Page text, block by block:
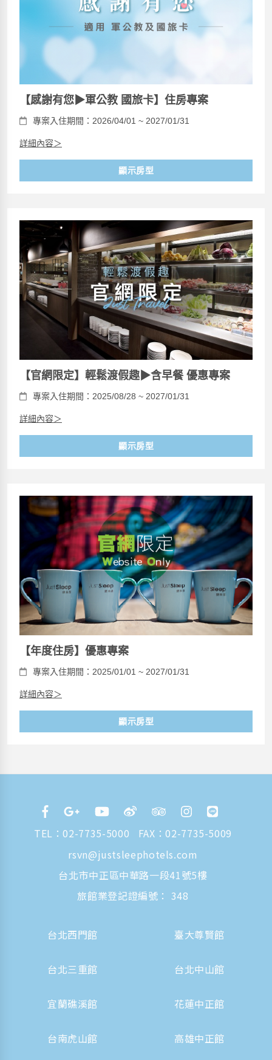
【感謝有您▶軍公教 國旅卡】住房專案
專案入住期間：2026/04/01 ~ 2027/01/31
詳細內容＞
顯示房型
【官網限定】輕鬆渡假趣▶含早餐 優惠專案
專案入住期間：2025/08/28 ~ 2027/01/31
詳細內容＞
顯示房型
【年度住房】優惠專案
專案入住期間：2025/01/01 ~ 2027/01/31
詳細內容＞
顯示房型
TEL：02-7735-5000
FAX：02-7735-5009
rsvn@justsleephotels.com
台北市中正區中華路一段41號5樓
旅館業登記證編號： 348
台北西門館 臺大尊賢館
台北三重館 台北中山館
宜蘭礁溪館 花蓮中正館
台南虎山館 高雄中正館